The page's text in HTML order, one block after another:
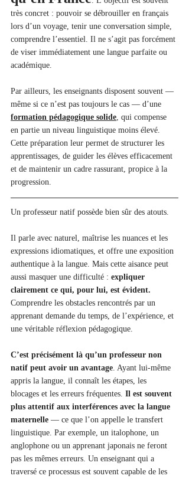
très concret : pouvoir se débrouiller en français
lors d’un voyage, tenir une conversation simple,
comprendre l’essentiel. Il ne s’agit pas forcément
de viser immédiatement une langue parfaite ou
académique.
Par ailleurs, les enseignants disposent souvent —
même si ce n’est pas toujours le cas — d’une
formation pédagogique solide , qui compense
en partie un niveau linguistique moins élevé.
Cette préparation leur permet de structurer les
apprentissages, de guider les élèves efficacement
et de maintenir un cadre rassurant, propice à la
progression.
Un professeur natif possède bien sûr des atouts.
Il parle avec naturel, maîtrise les nuances et les
expressions idiomatiques, et offre une exposition
authentique à la langue. Mais cette aisance peut
aussi masquer une difficulté : expliquer
clairement ce qui, pour lui, est évident.
Comprendre les obstacles rencontrés par un
apprenant demande du temps, de l’expérience, et
une véritable réflexion pédagogique.
C’est précisément là qu’un professeur non
natif peut avoir un avantage . Ayant lui-même
appris la langue, il connaît les étapes, les
blocages et les erreurs fréquentes. Il est souvent
plus attentif aux interférences avec la langue
maternelle — ce que l’on appelle le transfert
linguistique. Par exemple, un italophone, un
anglophone ou un apprenant japonais ne feront
pas les mêmes erreurs. Un enseignant qui a
traversé ce processus est souvent capable de les